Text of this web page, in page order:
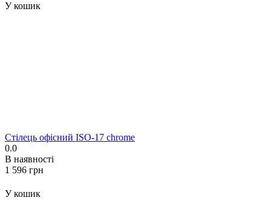
У кошик
Стілець офісний ISO-17 chrome
0.0
В наявності
‍1 596‍ грн
У кошик